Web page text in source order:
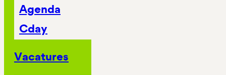
Agenda
Cday
Vacatures